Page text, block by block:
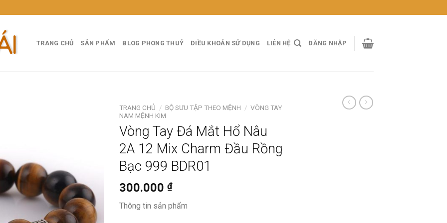
TRANG CHỦ SẢN PHẨM BLOG PHONG THUỶ ĐIỀU KHOẢN SỬ DỤNG LIÊN HỆ ĐĂNG NHẬP
TRANG CHỦ / BỘ SƯU TẬP THEO MỆNH / VÒNG TAY
NAM MỆNH KIM
Vòng Tay Đá Mắt Hổ Nâu
2A 12 Mix Charm Đầu Rồng
Bạc 999 BDR01
300.000 ₫
Thông tin sản phẩm